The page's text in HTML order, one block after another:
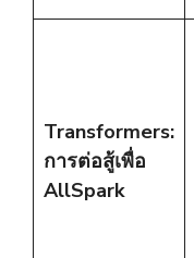
Transformers:
การต่อสู้เพื่อ
AllSpark